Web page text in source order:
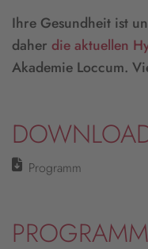
Ihre Gesundheit ist
daher die aktuellen
Akademie Loccum.
Programm
PROGRAMM